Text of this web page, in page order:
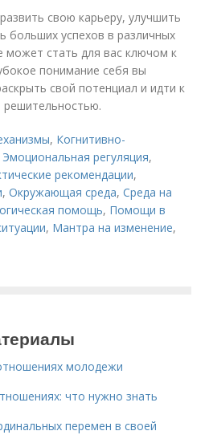
свою карьеру, улучшить
больших успехов в различных
может стать для вас ключом к
понимание себя вы
свой потенциал и идти к
решительностью.
, Когнитивно-
Эмоциональная регуляция,
рекомендации,
,Окружающая среда,Среда на
помощь, Помощи в
, Мантра на изменение,
молодежи
что нужно знать
перемен в своей